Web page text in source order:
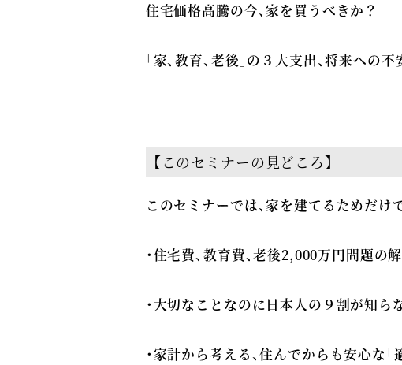
住宅価格高騰の今、家を買うべきか？
「家、教育、老後」の３大支出、将来への
【このセミナーの見どころ】
このセミナーでは、家を建てるためだけ
・住宅費、教育費、老後2,000万円問題の
・大切なことなのに日本人の９割が知ら
・家計から考える、住んでからも安心な